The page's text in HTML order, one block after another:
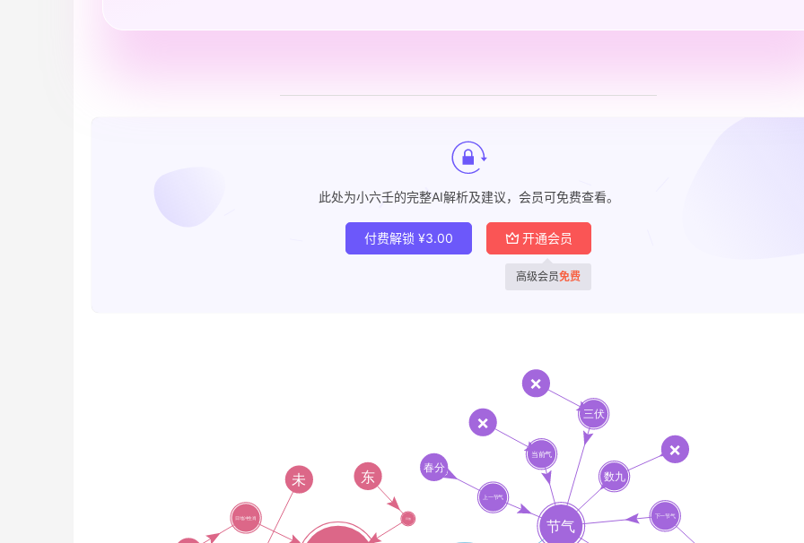
此处为小六壬的完整AI解析及建议，会员可免费查看。
付费解锁 ¥3.00 开通会员
高级会员免费